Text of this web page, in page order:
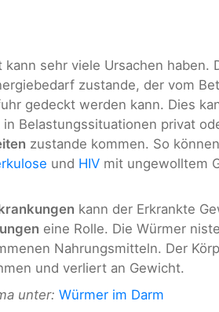
sehr viele Ursachen haben.
zustande, der vom
gedeckt werden kann. Dies
in Belastungssituationen privat
zustande kommen. So
und HIV mit ungewolltem
kann der Erkrankte
eine Rolle. Die Würmer
Nahrungsmitteln. Der
und verliert an Gewicht.
unter: Würmer im Darm